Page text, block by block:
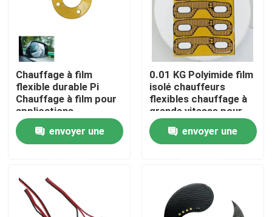
Visite d'usine
Contrôle de qualité
Nouvelles
Demandez une citation
Appareil de chauffage de film de pi
Chauffage à film
flexible durable Pi
Chauffage à film pour
applications
industrielles
envoyer une
0.01 KG Polyimide film
isolé chauffeurs
flexibles chauffage à
grande vitesse pour
les protecteurs
oculairesenvoyer une